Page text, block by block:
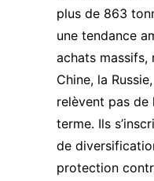
plus de 863
une tendance
achats massifs,
Chine, la
relèvent pas
terme. Ils
de
protection